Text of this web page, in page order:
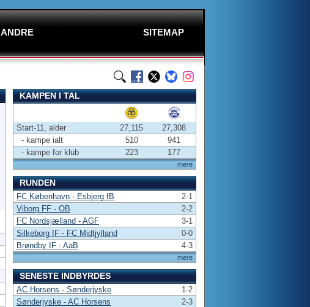
ANDRE SITEMAP
KAMPEN I TAL
mere
Start-11, alder 27,115
27,308
- kampe ialt
510
941
- kampe for klub
223 177
RUNDEN
mere
FC København - Esbjerg fB
2-1
Viborg FF - OB
2-2
FC Nordsjælland - AGF
3-1
Silkeborg IF - FC Midtjylland
0-0
Brøndby IF - AaB
4-3
SENESTE INDBYRDES
AC Horsens - Sønderjyske
1-2
Sønderjyske - AC Horsens
2-3